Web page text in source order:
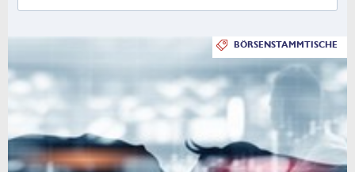
BÖRSENSTAMMTISCHE